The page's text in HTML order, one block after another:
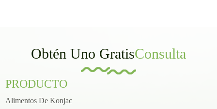
Obtén Uno GratisConsulta
PRODUCTO
Alimentos De Konjac